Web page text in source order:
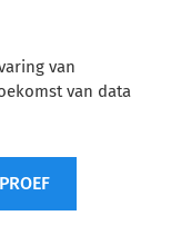
van
van data